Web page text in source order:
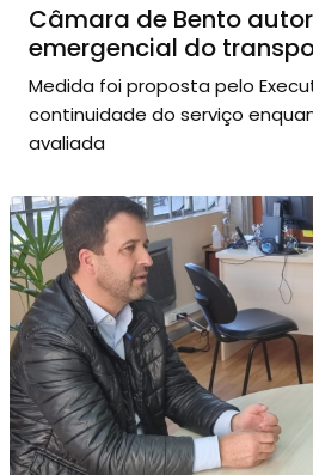
Câmara de Bento
emergencial do
Medida foi proposta pelo
continuidade do serviço
avaliada